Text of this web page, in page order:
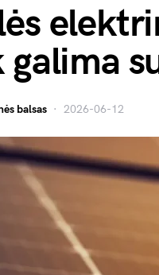
galima
balsas 2026-06-12